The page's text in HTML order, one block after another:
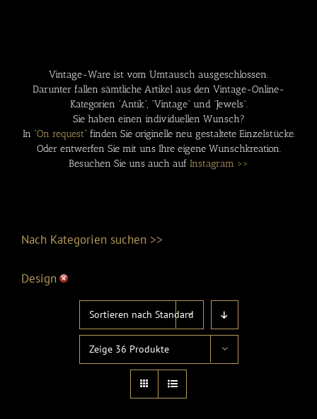
Vintage-Ware ist vom Umtausch ausgeschlossen.
Darunter fallen sämtliche Artikel aus den Vintage-Online-
Kategorien “Antik”, “Vintage” und “Jewels”.
Sie haben einen individuellen Wunsch?
In “On request” finden Sie originelle neu gestaltete Einzelstücke.
Oder entwerfen Sie mit uns Ihre eigene Wunschkreation.
Besuchen Sie uns auch auf Instagram >>
Nach Kategorien suchen >>
Design
Design
Sortieren nach Standard
Zeige 36 Produkte